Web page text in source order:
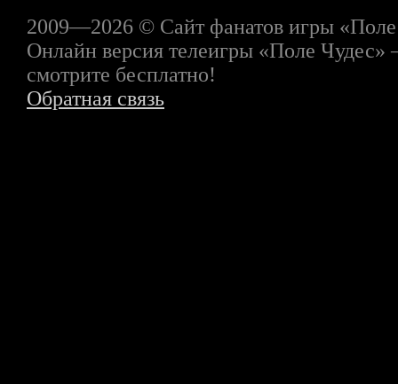
2009—2026 © Сайт фанатов игры
Онлайн версия телеигры «Поле Чудес»
смотрите бесплатно!
Обратная связь